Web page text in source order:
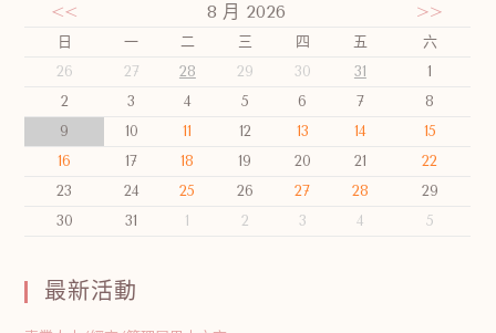
<< 8 月 2026 >>
日 一 二 三 四 五
六
26
27 28 29 30 31
1
2
3 4 5 6 7
8
9
10 11 12 13 14
15
16
17 18 19 20 21
22
23
24 25 26 27 28
29
30
31 1 2 3 4 5
最新活動